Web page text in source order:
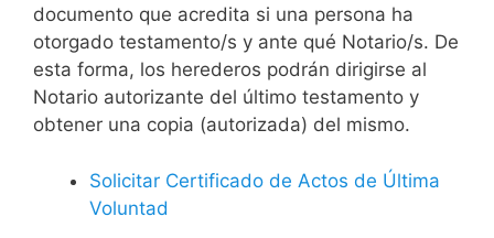
documento que acredita si una persona ha
otorgado testamento/s y ante qué Notario/s. De
esta forma, los herederos podrán dirigirse al
Notario autorizante del último testamento y
obtener una copia (autorizada) del mismo.
Solicitar Certificado de Actos de Última
Voluntad